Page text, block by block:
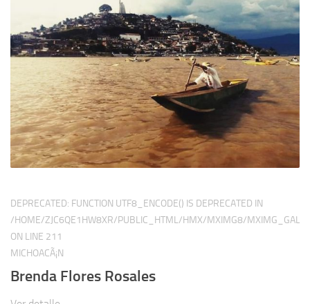
DEPRECATED: FUNCTION UTF8_ENCODE() IS DEPRECATED IN
/HOME/ZJC6QE1HW8XR/PUBLIC_HTML/HMX/MXIMG8/
ON LINE 211
MICHOACÃ¡N
Brenda Flores Rosales